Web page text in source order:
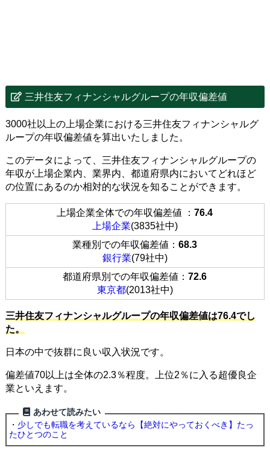
三井住友フィナンシャルグループの年収偏差値
3000社以上の上場企業における三井住友フィナンシャルグ
ループの年収偏差値を算出いたしました。
このデータによって、三井住友フィナンシャルグループの
年収が上場企業内、業界内、都道府県内においてどれほど
の位置にあるのか相対的な状況を知ることができます。
上場企業全体での年収偏差値 ：76.4
上場企業(3835社中)
業種別での年収偏差値：68.3
銀行業(79社中)
都道府県別での年収偏差値：72.6
東京都(2013社中)
三井住友フィナンシャルグループの年収偏差値は76.4でし
た。
日本の中で抜群に良い収入状況です。
偏差値70以上は全体の2.3％程度。上位2％に入る超優良企
業といえます。
あわせて読みたい
・ 少しでも転職を考えているなら【絶対にやっておくべき】たっ
たひとつのこと